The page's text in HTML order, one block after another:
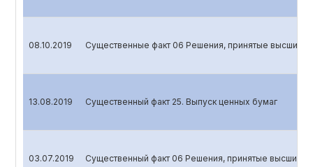
08.10.2019 Существенные факт 06 Решения, принятые высшим
13.08.2019 Cущественный факт 25. Выпуск ценных бумаг
03.07.2019 Существенный факт 06 Решения, принятые высшим